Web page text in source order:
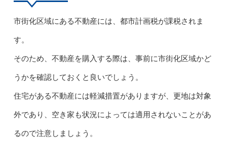
市街化区域にある不動産には、都市計画税が課税されま
す。
そのため、不動産を購入する際は、事前に市街化区域かど
うかを確認しておくと良いでしょう。
住宅がある不動産には軽減措置がありますが、更地は対象
外であり、空き家も状況によっては適用されないことがあ
るので注意しましょう。